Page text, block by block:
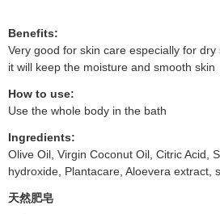
Benefits:
Very good for skin care especially for dry
it will keep the moisture and smooth skin
How to use:
Use the whole body in the bath
Ingredients:
Olive Oil, Virgin Coconut Oil, Citric Acid,
hydroxide, Plantacare, Aloevera extract,
天然肥皂